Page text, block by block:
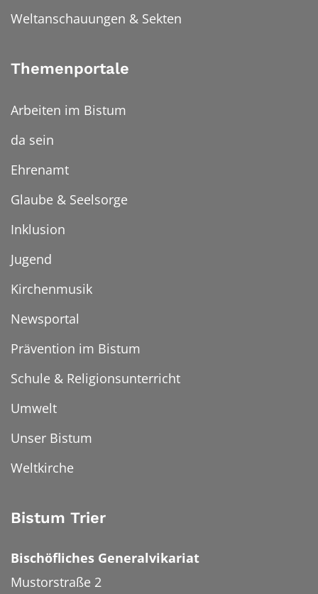
Weltanschauungen & Sekten
Themenportale
Arbeiten im Bistum
da sein
Ehrenamt
Glaube & Seelsorge
Inklusion
Jugend
Kirchenmusik
Newsportal
Prävention im Bistum
Schule & Religionsunterricht
Umwelt
Unser Bistum
Weltkirche
Bistum Trier
Bischöfliches Generalvikariat
Mustorstraße 2